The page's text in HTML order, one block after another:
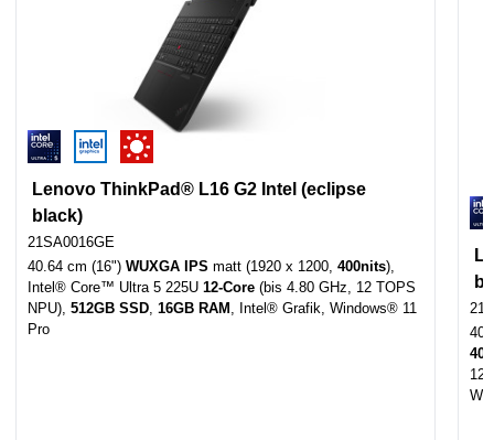
Lenovo ThinkPad® L16 G2 Intel (eclipse
black)
21SA0016GE
40.64 cm (16") WUXGA IPS matt (1920 x 1200, 400nits),
Intel® Core™ Ultra 5 225U 12-Core (bis 4.80 GHz, 12 TOPS
NPU), 512GB SSD, 16GB RAM , Intel® Grafik, Windows® 11
Pro
12